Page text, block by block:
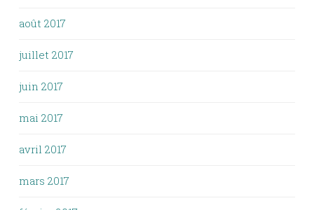
août 2017
juillet 2017
juin 2017
mai 2017
avril 2017
mars 2017